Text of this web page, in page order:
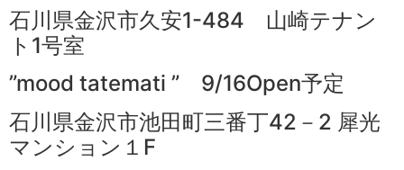
石川県金沢市久安1-484 山崎テナン
ト1号室
”mood tatemati ” 9/16Open予定
石川県金沢市池田町三番丁42－2 犀光
マンション１F